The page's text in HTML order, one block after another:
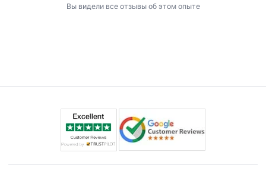
Вы видели все отзывы об этом опыте